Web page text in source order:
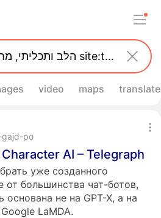
video maps translate
gajd-po
AI – Telegraph
уже созданного
от большинства чат-ботов,
не на GPT-X, а на
LaMDA.